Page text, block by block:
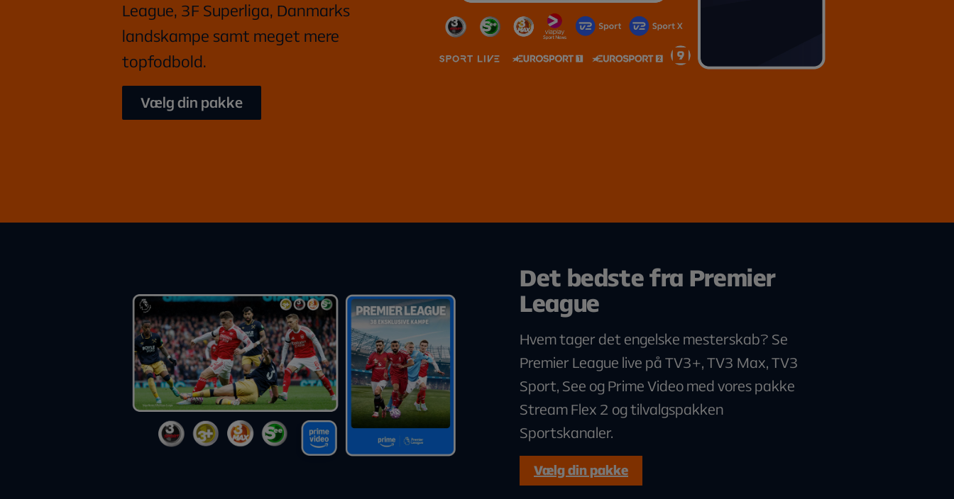
League, 3F Superliga, Danmarks
landskampe samt meget mere
topfodbold.
Vælg din pakke
Det bedste fra Premier
League
Hvem tager det engelske mesterskab? Se
Premier League live på TV3+, TV3 Max, TV3
Sport, See og Prime Video med vores pakke
Stream Flex 2 og tilvalgspakken
Sportskanaler.
Vælg din pakke